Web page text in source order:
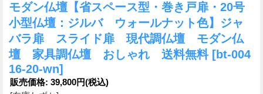
モダン仏壇【省スペース型・巻き戸扉・20号
小型仏壇：ジルバ ウォールナット色】ジャ
バラ扉 スライド扉 現代調仏壇 モダン仏
壇 家具調仏壇 おしゃれ 送料無料 [bt-004
16-20-wn]
販売価格: 39,800円(税込)